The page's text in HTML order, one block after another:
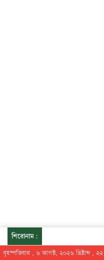
শিরোনাম:
বৃহস্পতিবার , ৬ আগস্ট, ২০২৬ খ্রিষ্টাব্দ , ২২